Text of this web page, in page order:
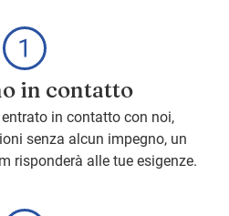
in contatto
in contatto con noi,
senza alcun impegno, un
risponderà alle tue esigenze.